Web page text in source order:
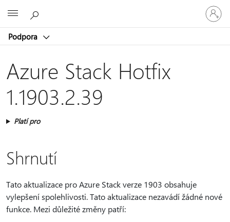
Podpora
Přihlaste
se
ke
účtu
Azure Stack Hotfix
1.1903.2.39
Platí pro
Shrnutí
Tato aktualizace pro Azure Stack verze 1903 obsahuje
vylepšení spolehlivosti. Tato aktualizace nezavádí žádné nové
funkce. Mezi důležité změny patří: